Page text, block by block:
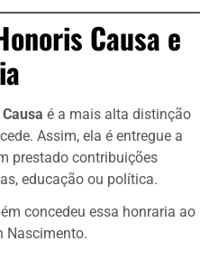
Causa e
é a mais alta distinção
Assim, ela é entregue a
prestado contribuições
educação ou política.
concedeu essa honraria ao
Nascimento.